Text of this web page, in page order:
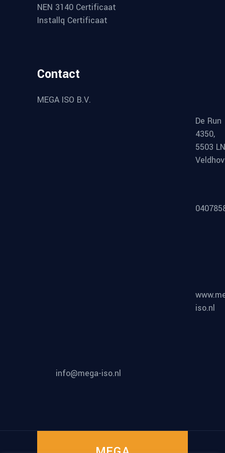
NEN 3140 Certificaat
Installq Certificaat
Contact
MEGA ISO B.V.
De Run
4350,
5503 LN
iso.nl
info@mega-iso.nl